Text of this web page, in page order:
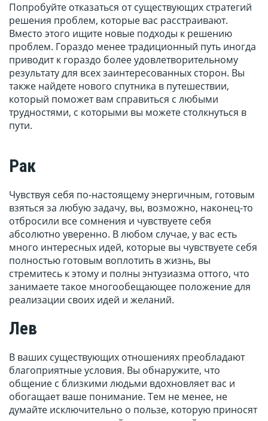
Попробуйте отказаться от существующих стратегий
решения проблем, которые вас расстраивают.
Вместо этого ищите новые подходы к решению
проблем. Гораздо менее традиционный путь иногда
приводит к гораздо более удовлетворительному
результату для всех заинтересованных сторон. Вы
также найдете нового спутника в путешествии,
который поможет вам справиться с любыми
трудностями, с которыми вы можете столкнуться в
пути.
Рак
Чувствуя себя по-настоящему энергичным, готовым
взяться за любую задачу, вы, возможно, наконец-то
отбросили все сомнения и чувствуете себя
абсолютно уверенно. В любом случае, у вас есть
много интересных идей, которые вы чувствуете себя
полностью готовым воплотить в жизнь, вы
стремитесь к этому и полны энтузиазма оттого, что
занимаете такое многообещающее положение для
реализации своих идей и желаний.
Лев
В ваших существующих отношениях преобладают
благоприятные условия. Вы обнаружите, что
общение с близкими людьми вдохновляет вас и
обогащает ваше понимание. Тем не менее, не
думайте исключительно о пользе, которую приносят